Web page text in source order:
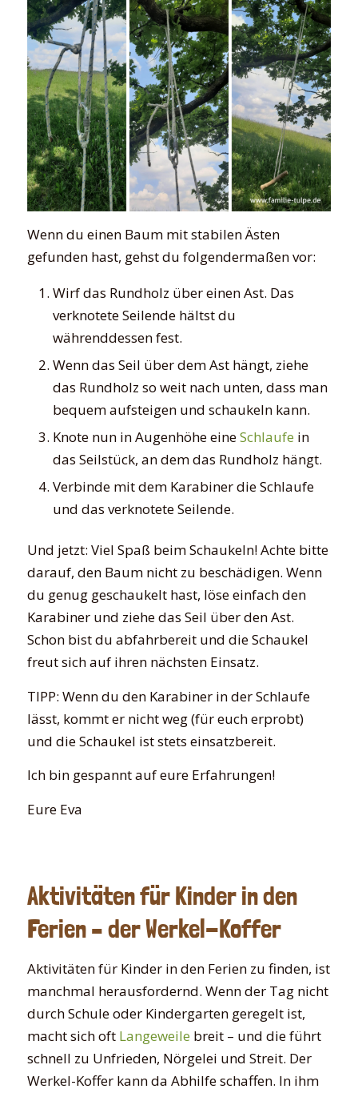
Wenn du einen Baum mit stabilen Ästen
gefunden hast, gehst du folgendermaßen vor:
Wirf das Rundholz über einen Ast. Das
verknotete Seilende hältst du
währenddessen fest.
Wenn das Seil über dem Ast hängt, ziehe
das Rundholz so weit nach unten, dass man
bequem aufsteigen und schaukeln kann.
Knote nun in Augenhöhe eineSchlaufe in
das Seilstück, an dem das Rundholz hängt.
Verbinde mit dem Karabiner die Schlaufe
und das verknotete Seilende.
Und jetzt: Viel Spaß beim Schaukeln! Achte bitte
darauf, den Baum nicht zu beschädigen. Wenn
du genug geschaukelt hast, löse einfach den
Karabiner und ziehe das Seil über den Ast.
Schon bist du abfahrbereit und die Schaukel
freut sich auf ihren nächsten Einsatz.
TIPP: Wenn du den Karabiner in der Schlaufe
lässt, kommt er nicht weg (für euch erprobt)
und die Schaukel ist stets einsatzbereit.
Ich bin gespannt auf eure Erfahrungen!
Eure Eva
Aktivitäten für Kinder in den
Ferien – der Werkel-Koffer
Aktivitäten für Kinder in den Ferien zu finden, ist
manchmal herausfordernd. Wenn der Tag nicht
durch Schule oder Kindergarten geregelt ist,
macht sich oft Langeweile breit – und die führt
schnell zu Unfrieden, Nörgelei und Streit. Der
Werkel-Koffer kann da Abhilfe schaffen. In ihm